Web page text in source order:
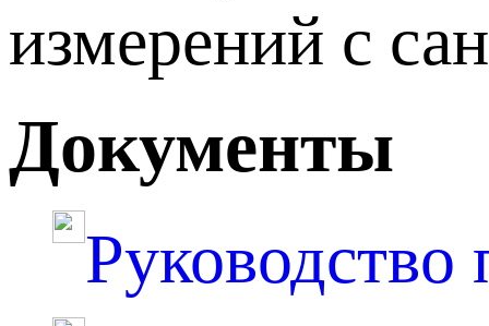
измерений с
Документы
Руководство